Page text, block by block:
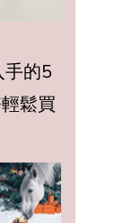
手的5
鬆買